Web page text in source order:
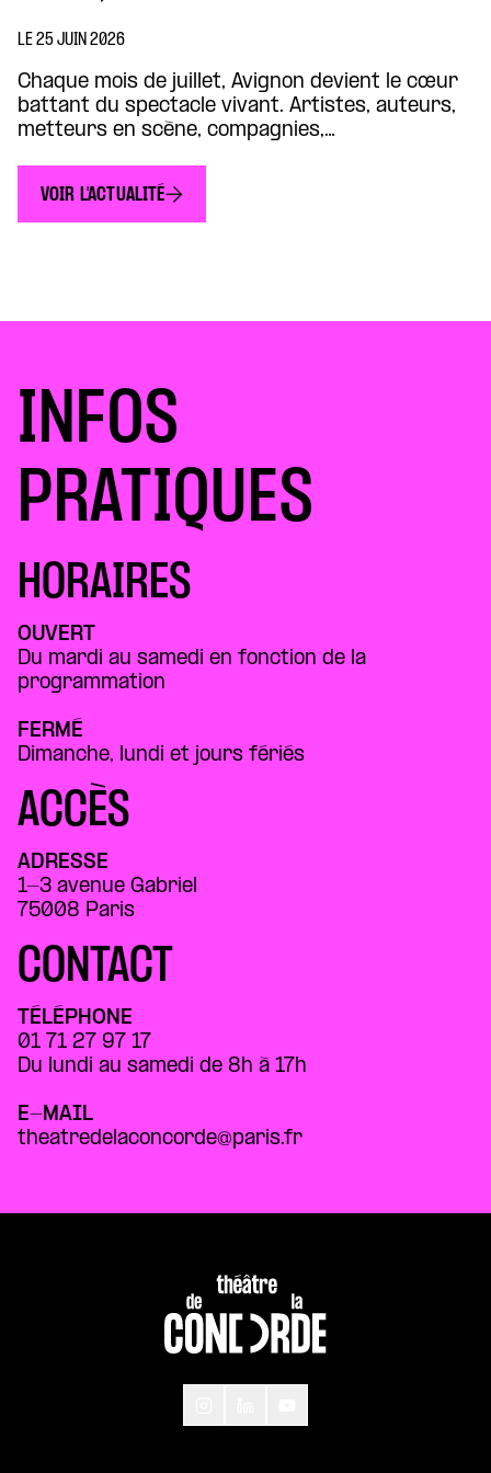
LE 25 JUIN 2026
Chaque mois de juillet, Avignon devient le cœur
battant du spectacle vivant. Artistes, auteurs,
metteurs en scène, compagnies,
pour découvrir les créations qui traversent
notre époque et dessinent les imaginaires de
demain. Cette année encore, de nombreux liens
VOIR L'ACTUALITÉ
INFOS
PRATIQUES
HORAIRES
OUVERT
Du mardi au samedi en fonction de la
programmation
FERMÉ
Dimanche, lundi et jours fériés
ACCÈS
ADRESSE
1-3 avenue Gabriel
75008 Paris
CONTACT
TÉLÉPHONE
01 71 27 97 17
Du lundi au samedi de 8h à 17h
E-MAIL
theatredelaconcorde@paris.fr